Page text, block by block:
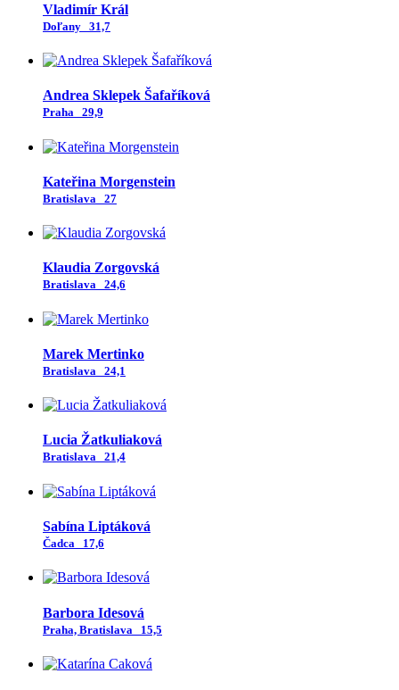
Vladimír Král
Doľany 31,7
Andrea Sklepek Šafaříková
Praha 29,9
Kateřina Morgenstein
Bratislava 27
Klaudia Zorgovská
Bratislava 24,6
Marek Mertinko
Bratislava 24,1
Lucia Žatkuliaková
Bratislava 21,4
Sabína Liptáková
Čadca 17,6
Barbora Idesová
Praha, Bratislava 15,5